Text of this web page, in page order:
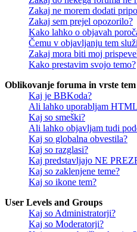
Zakaj ne morem dodati
Zakaj sem prejel opozorilo?
Kako lahko o objavah
Čemu v objavljanju tem
Zakaj mora biti moj
Kako prestavim svojo temo?
Oblikovanje foruma in vrste tem
Kaj je BBKoda?
Ali lahko uporabljam
Kaj so smeški?
Ali lahko objavljam tudi
Kaj so globalna obvestila?
Kaj so razglasi?
Kaj predstavljajo NE
Kaj so zaklenjene teme?
Kaj so ikone tem?
User Levels and Groups
Kaj so Administratorji?
Kaj so Moderatorji?